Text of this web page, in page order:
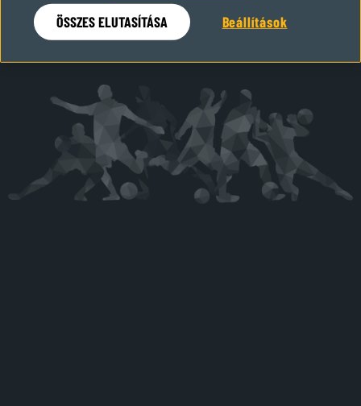
Hamarosan visszatérünk
ÖSSZES ELUTASÍTÁSA Beállítások